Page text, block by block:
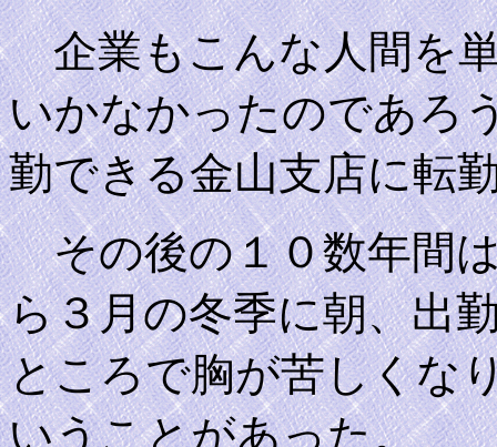
企業もこんな人間を
いかなかったのであろ
勤できる金山支店に転
その後の１０数年間
ら３月の冬季に朝、出
ところで胸が苦しくな
いうことがあった。